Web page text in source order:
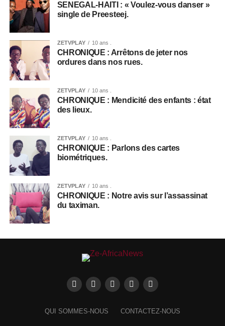
SENEGAL-HAITI : « Voulez-vous danser »
single de Preesteej.
ZETVPLAY 10 ans .
CHRONIQUE : Arrêtons de jeter nos
ordures dans nos rues.
ZETVPLAY 10 ans .
CHRONIQUE : Mendicité des enfants : état
des lieux.
ZETVPLAY 10 ans .
CHRONIQUE : Parlons des cartes
biométriques.
ZETVPLAY 10 ans .
CHRONIQUE : Notre avis sur l’assassinat
du taximan.
QUI SOMMES-NOUS CONTACTEZ-NOUS